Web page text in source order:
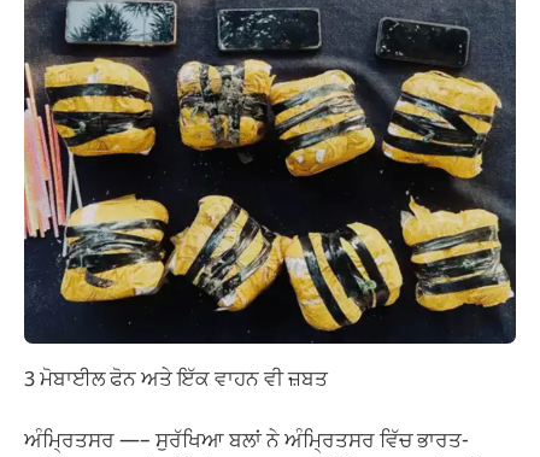
3 ਮੋਬਾਈਲ ਫੋਨ ਅਤੇ ਇੱਕ ਵਾਹਨ ਵੀ ਜ਼ਬਤ
ਅੰਮ੍ਰਿਤਸਰ —– ਸੁਰੱਖਿਆ ਬਲਾਂ ਨੇ ਅੰਮ੍ਰਿਤਸਰ ਵਿੱਚ ਭਾਰਤ-